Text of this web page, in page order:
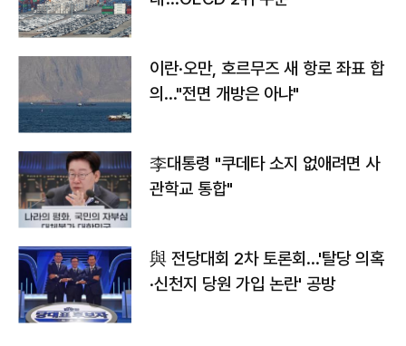
이란·오만, 호르무즈 새 항로 좌표 합
의…"전면 개방은 아냐"
李대통령 "쿠데타 소지 없애려면 사
관학교 통합"
與 전당대회 2차 토론회…'탈당 의혹
·신천지 당원 가입 논란' 공방